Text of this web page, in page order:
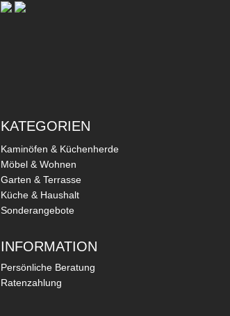
KATEGORIEN
Kaminöfen & Küchenherde
Möbel & Wohnen
Garten & Terrasse
Küche & Haushalt
Sonderangebote
INFORMATION
Persönliche Beratung
Ratenzahlung